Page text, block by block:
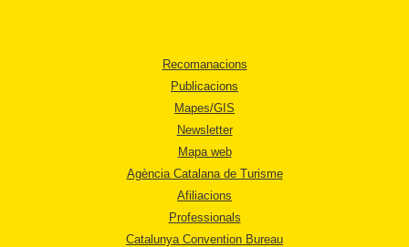
Recomanacions
Publicacions
Mapes/GIS
Newsletter
Mapa web
Agència Catalana de Turisme
Afiliacions
Professionals
Catalunya Convention Bureau